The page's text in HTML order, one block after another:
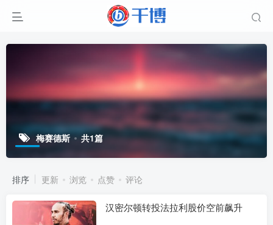
梅赛德斯 共1篇
排序 更新 浏览 点赞 评论
汉密尔顿转投法拉利股价空前飙升